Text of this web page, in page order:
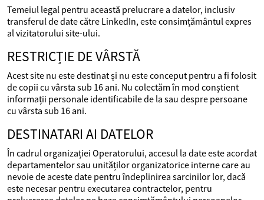
Temeiul legal pentru această prelucrare a datelor, inclusiv
transferul de date către LinkedIn, este consimțământul expres
al vizitatorului site-ului.
RESTRICȚIE DE VÂRSTĂ
Acest site nu este destinat și nu este conceput pentru a fi folosit
de copii cu vârsta sub 16 ani. Nu colectăm în mod conștient
informații personale identificabile de la sau despre persoane
cu vârsta sub 16 ani.
DESTINATARI AI DATELOR
În cadrul organizației Operatorului, accesul la date este acordat
departamentelor sau unităților organizatorice interne care au
nevoie de aceste date pentru îndeplinirea sarcinilor lor, dacă
este necesar pentru executarea contractelor, pentru